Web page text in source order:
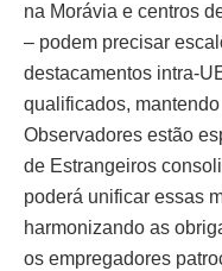
na Morávia e centros
– podem precisar
destacamentos intra-
qualificados,
Observadores estão
de Estrangeiros
poderá unificar essas
harmonizando as
os empregadores